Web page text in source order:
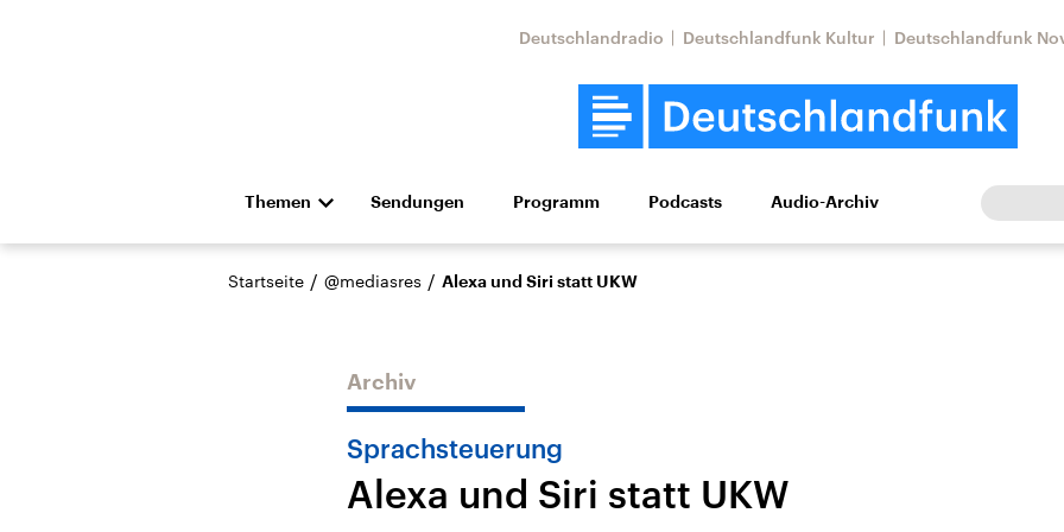
Deutschlandradio Deutschlandfunk Kultur Deutschlandfunk
Themen
Die Nachrichten Politik Wirtschaft Wissen Kultur Europa
Hörspiel und Feature Musik
Landtagswahl Sachsen-
USA
Nahostkonflikt
Sendungen Programm Podcasts Audio-Archiv
Startseite / @mediasres / Alexa und Siri statt UKW
Archiv
Sprachsteuerung
Alexa und Siri statt UKW